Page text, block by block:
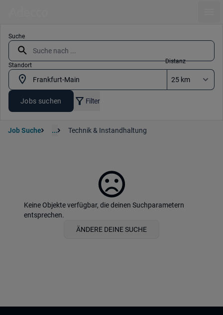
Suche
Standort
Distanz
Jobs suchen Filter
Job Suche ... Technik & Instandhaltung
Keine Objekte verfügbar, die deinen Suchparametern
entsprechen.
ÄNDERE DEINE SUCHE